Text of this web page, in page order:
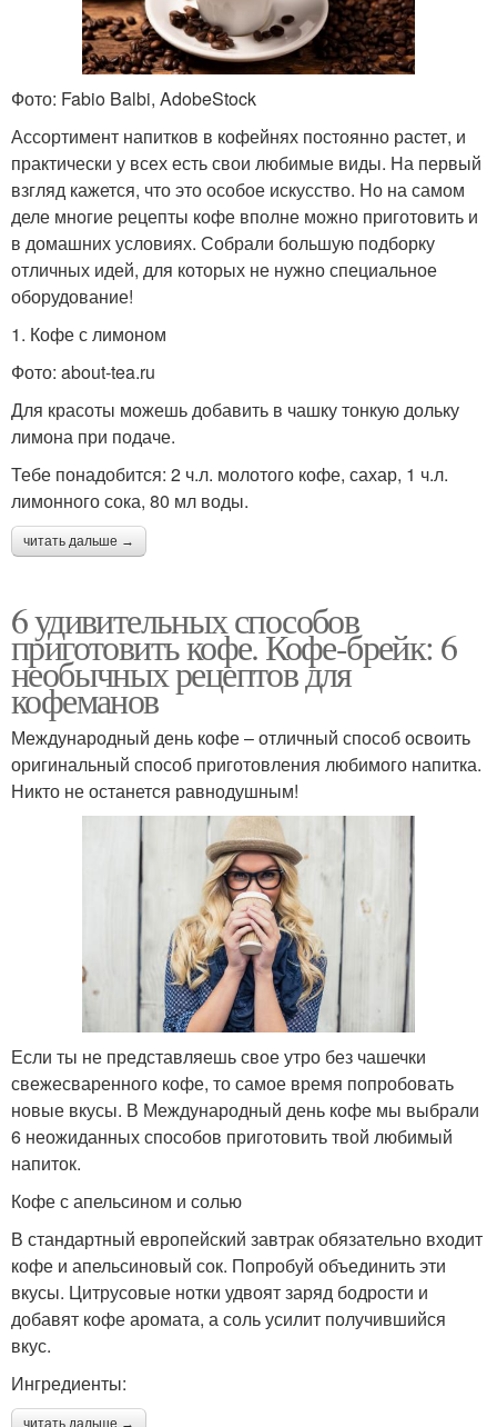
Фото: Fabio Balbi, AdobeStock
Ассортимент напитков в кофейнях постоянно растет, и
практически у всех есть свои любимые виды. На первый
взгляд кажется, что это особое искусство. Но на самом
деле многие рецепты кофе вполне можно приготовить и
в домашних условиях. Собрали большую подборку
отличных идей, для которых не нужно специальное
оборудование!
1. Кофе с лимоном
Фото: about-tea.ru
Для красоты можешь добавить в чашку тонкую дольку
лимона при подаче.
Тебе понадобится: 2 ч.л. молотого кофе, сахар, 1 ч.л.
лимонного сока, 80 мл воды.
читать дальше →
6 удивительных способов
приготовить кофе. Кофе-брейк: 6
необычных рецептов для
кофеманов
Международный день кофе – отличный способ освоить
оригинальный способ приготовления любимого напитка.
Никто не останется равнодушным!
Если ты не представляешь свое утро без чашечки
свежесваренного кофе, то самое время попробовать
новые вкусы. В Международный день кофе мы выбрали
6 неожиданных способов приготовить твой любимый
напиток.
Кофе с апельсином и солью
В стандартный европейский завтрак обязательно входит
кофе и апельсиновый сок. Попробуй объединить эти
вкусы. Цитрусовые нотки удвоят заряд бодрости и
добавят кофе аромата, а соль усилит получившийся
вкус.
Ингредиенты:
читать дальше →